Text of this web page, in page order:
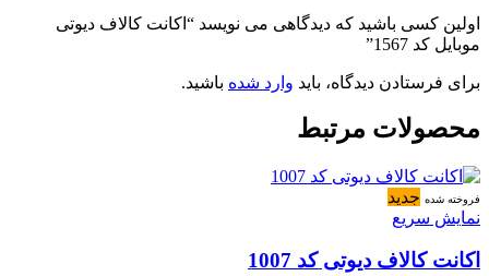
اولین کسی باشید که دیدگاهی می نویسد “اکانت کالاف دیوتی
موبایل کد 1567”
برای فرستادن دیدگاه، باید وارد شده باشید.
محصولات مرتبط
فروخته شده جدید
نمایش سریع
اکانت کالاف دیوتی کد 1007